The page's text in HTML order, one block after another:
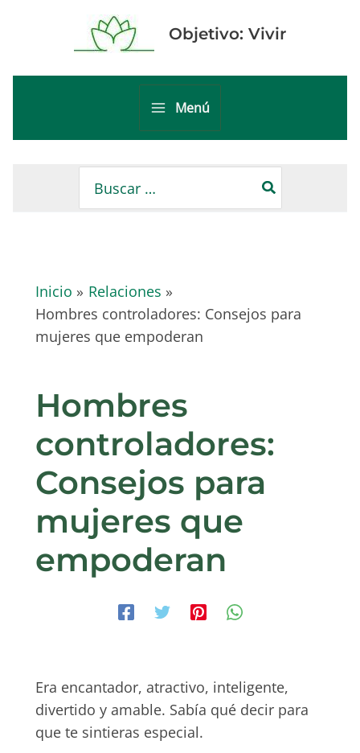
contenido
Objetivo: Vivir
Main
Menu
Menú
por:
Inicio
Relaciones
Hombres controladores: Consejos para
mujeres que empoderan
Hombres
controladores:
Consejos para
mujeres que
empoderan
Era encantador, atractivo, inteligente,
divertido y amable. Sabía qué decir para
que te sintieras especial.